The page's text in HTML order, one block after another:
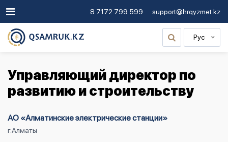
8 7172 799 599 support@hrqyzmet.kz
Рус
Управляющий директор по
развитию и строительству
АО «Алматинские электрические станции»
г.Алматы